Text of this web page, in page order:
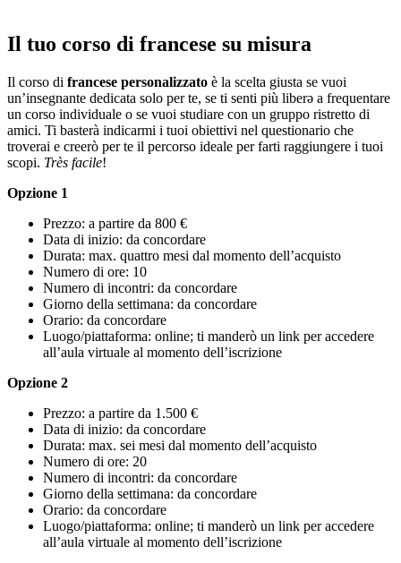
Il tuo corso di francese su misura
Il corso di francese personalizzato è la scelta giusta se vuoi
un’insegnante dedicata solo per te, se ti senti più liberǝ a frequentare
un corso individuale o se vuoi studiare con un gruppo ristretto di
amici. Ti basterà indicarmi i tuoi obiettivi nel questionario che
troverai e creerò per te il percorso ideale per farti raggiungere i tuoi
scopi. Très facile!
Opzione 1
Prezzo: a partire da 800 €
Data di inizio: da concordare
Durata: max. quattro mesi dal momento dell’acquisto
Numero di ore: 10
Numero di incontri: da concordare
Giorno della settimana: da concordare
Orario: da concordare
Luogo/piattaforma: online; ti manderò un link per accedere
all’aula virtuale al momento dell’iscrizione
Opzione 2
Prezzo: a partire da 1.500 €
Data di inizio: da concordare
Durata: max. sei mesi dal momento dell’acquisto
Numero di ore: 20
Numero di incontri: da concordare
Giorno della settimana: da concordare
Orario: da concordare
Luogo/piattaforma: online; ti manderò un link per accedere
all’aula virtuale al momento dell’iscrizione